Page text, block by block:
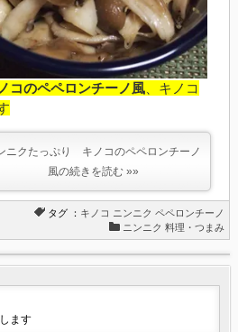
のペペロンチーノ風、キノコ
ニクたっぷり キノコのペペロンチーノ
風の続きを読む »»
タグ ： キノコ ニンニク ペペロンチーノ
ニンニク 料理・つまみ
ます